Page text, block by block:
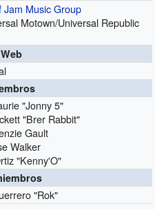
Jam Music Group
Motown/Universal Republic
Web
"Jonny 5"
"Brer Rabbit"
Gault
Walker
"Kenny'O"
"Rok"